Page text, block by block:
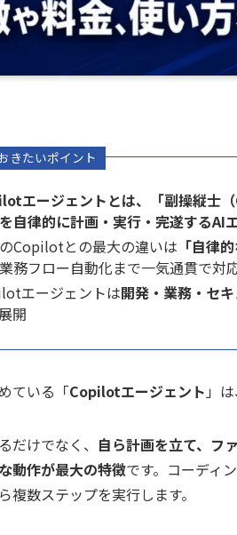
きたいポイント
エージェントとは、「副操縦士
自律的に計画・実行・完遂するAI
Copilotとの最大の違いは 「自律
務フロー自動化まで一気通貫で対
エージェントは開発・業務・セ
開
ている「Copilotエージェント 」
だけでなく、 自ら計画を立て、フ
動作が最大の特徴です。コーディ
複数ステップを実行します。